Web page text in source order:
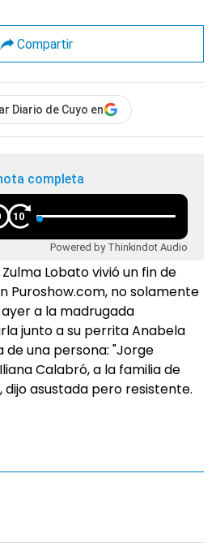
Compartir
Diario de Cuyo en
completa
10
Powered by Thinkindot Audio
Lobato vivió un fin de
Puroshow.com, no solamente
a la madrugada
junto a su perrita Anabela
de una persona: "Jorge
Calabró, a la familia de
dijo asustada pero resistente.